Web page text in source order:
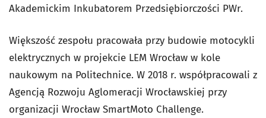
Akademickim Inkubatorem Przedsiębiorczości PWr.
Większość zespołu pracowała przy budowie motocykli
elektrycznych w projekcie LEM Wrocław w kole
naukowym na Politechnice. W 2018 r. współpracowali z
Agencją Rozwoju Aglomeracji Wrocławskiej przy
organizacji Wrocław SmartMoto Challenge.